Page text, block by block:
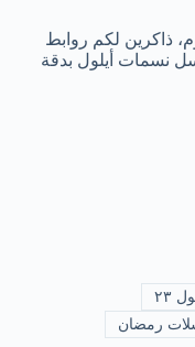
ذاكرين لكم روابط
نسمات أيلول بدقة
٢٣
رمضان